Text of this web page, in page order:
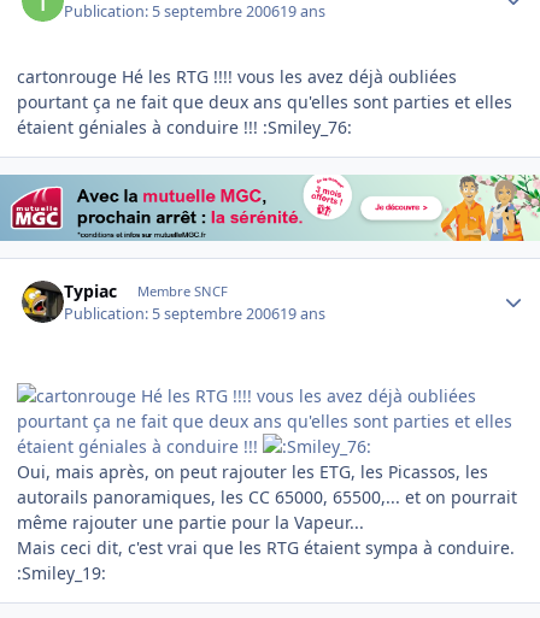
Publication: 5 septembre 200619 ans
cartonrouge Hé les RTG !!!! vous les avez déjà oubliées
pourtant ça ne fait que deux ans qu'elles sont parties et elles
étaient géniales à conduire !!! :Smiley_76:
Typiac Membre SNCF
Publication: 5 septembre 200619 ans
Hé les RTG !!!! vous les avez déjà oubliées
pourtant ça ne fait que deux ans qu'elles sont parties et elles
étaient géniales à conduire !!!
Oui, mais après, on peut rajouter les ETG, les Picassos, les
autorails panoramiques, les CC 65000, 65500,... et on pourrait
même rajouter une partie pour la Vapeur...
Mais ceci dit, c'est vrai que les RTG étaient sympa à conduire.
:Smiley_19: